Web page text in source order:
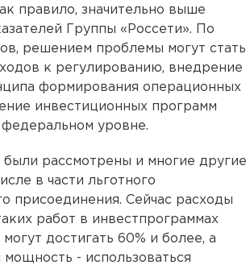
правило, значительно выше
Группы «Россети». По
решением проблемы могут стать
к регулированию, внедрение
формирования операционных
инвестиционных программ
уровне.
рассмотрены и многие другие
в части льготного
присоединения. Сейчас расходы
работ в инвестпрограммах
достигать 60% и более, а
- использоваться